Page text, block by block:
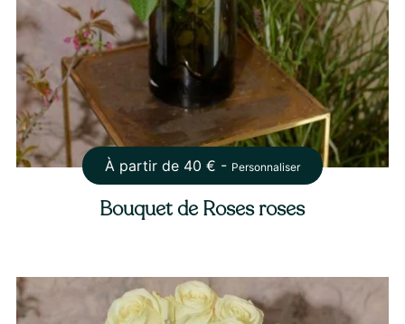
À partir de 40 € - Personnaliser
Bouquet de Roses roses